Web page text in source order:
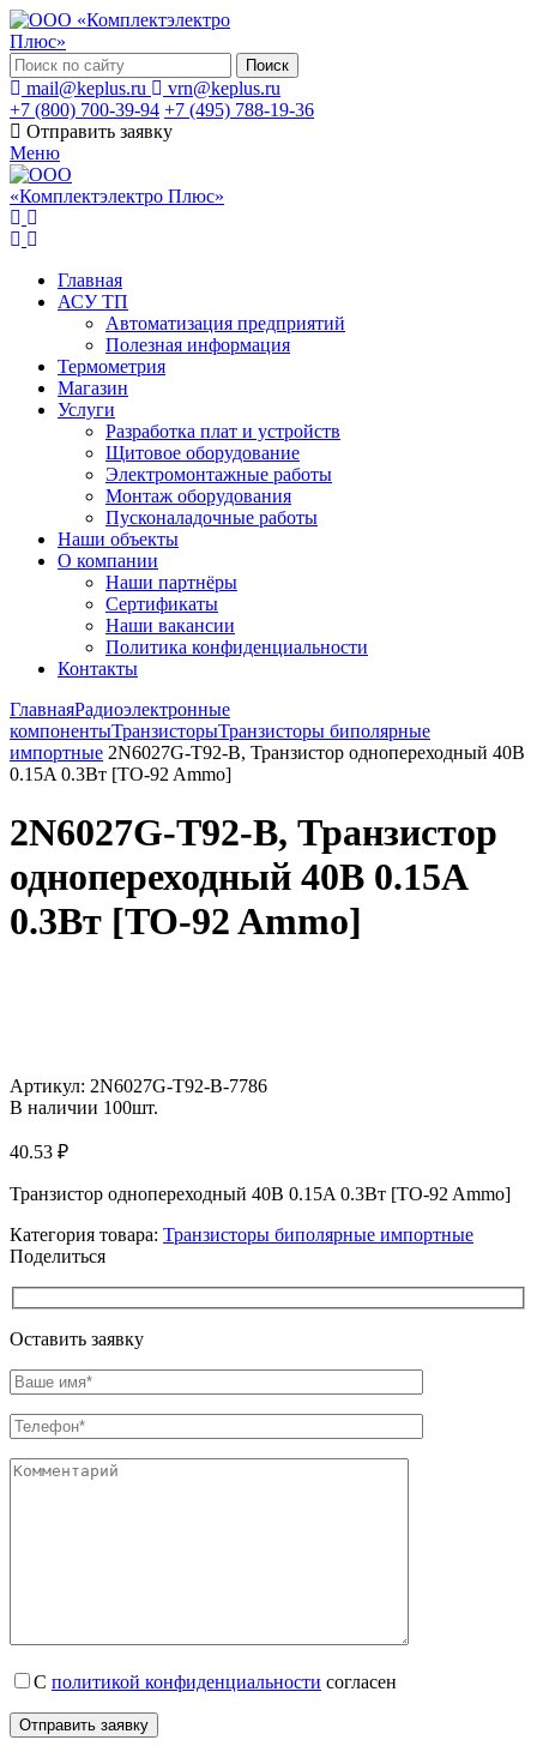
Поиск
mail@keplus.ru
vrn@keplus.ru
+7 (800) 700-39-94 +7 (495) 788-19-36
Отправить заявку
Меню
Главная
АСУ ТП
Автоматизация предприятий
Полезная информация
Термометрия
Магазин
Услуги
Разработка плат и устройств
Щитовое оборудование
Электромонтажные работы
Монтаж оборудования
Пусконаладочные работы
Наши объекты
О компании
Наши партнёры
Сертификаты
Наши вакансии
Политика конфиденциальности
Контакты
ГлавнаяРадиоэлектронные
компонентыТранзисторыТранзисторы биполярные
импортные 2N6027G-T92-B, Транзистор однопереходный 40В
0.15A 0.3Вт [TO-92 Ammo]
2N6027G-T92-B, Транзистор
однопереходный 40В 0.15A
0.3Вт [TO-92 Ammo]
Артикул: 2N6027G-T92-B-7786
В наличии 100шт.
40.53 ₽
Транзистор однопереходный 40В 0.15A 0.3Вт [TO-92 Ammo]
Категория товара: Транзисторы биполярные импортные
Поделиться
Оставить заявку
С политикой конфиденциальности согласен